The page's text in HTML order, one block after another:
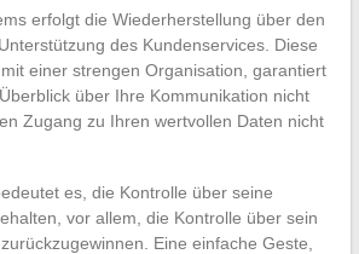
erfolgt die Wiederherstellung über den
des Kundenservices. Diese
einer strengen Organisation, garantiert
über Ihre Kommunikation nicht
Zugang zu Ihren wertvollen Daten nicht
es, die Kontrolle über seine
vor allem, die Kontrolle über sein
Eine einfache Geste,